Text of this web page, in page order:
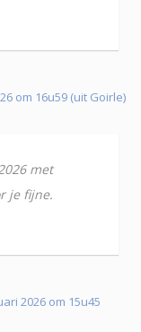
om 16u59 (uit Goirle)
met
je fijne.
2026 om 15u45